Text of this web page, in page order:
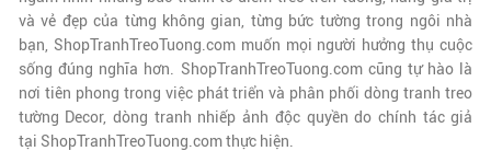
và vẻ đẹp của từng không gian, từng bức tường trong ngôi nhà
bạn, ShopTranhTreoTuong.commuốn mọi người hưởng thụ cuộc
sống đúng nghĩa hơn. ShopTranhTreoTuong.comcũng tự hào là
nơi tiên phong trong việc phát triển và phân phối dòng tranh treo
tường Decor, dòng tranh nhiếp ảnh độc quyền do chính tác giả
tại ShopTranhTreoTuong.comthực hiện.